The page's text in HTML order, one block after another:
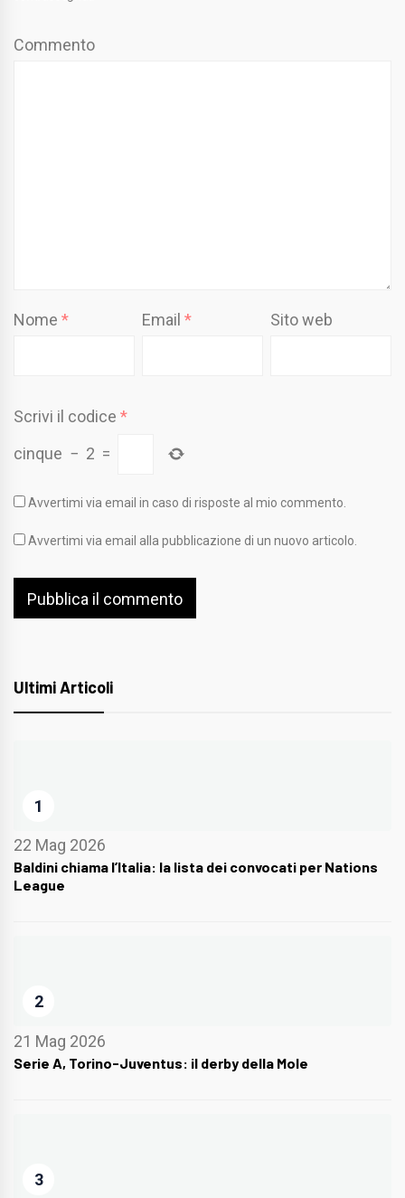
Commento
Nome * Email* Sito web
Scrivi il codice *
cinque − 2 =
Avvertimi via email in caso di risposte al mio commento.
Avvertimi via email alla pubblicazione di un nuovo articolo.
Ultimi Articoli
1
22 Mag 2026
Baldini chiama l’Italia: la lista dei convocati per Nations
League
2
21 Mag 2026
Serie A, Torino-Juventus: il derby della Mole
3